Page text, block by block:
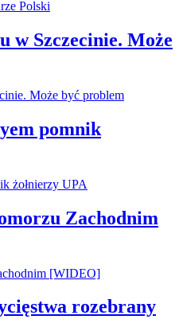
w Szczecinie. Może
pomnik
Zachodnim
rozebrany